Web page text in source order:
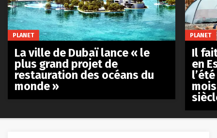
PLANET
La ville de Dubaï lance « le
plus grand projet de
restauration des océans du
monde »
PLANET
Il
en